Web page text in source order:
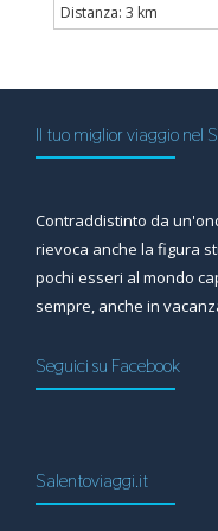
Distanza: 3 km
Il tuo miglior viaggio nel
Contraddistinto da
rievoca anche la figura
pochi esseri al mondo
sempre, anche in
Seguici su Facebook
Salentoviaggi.it